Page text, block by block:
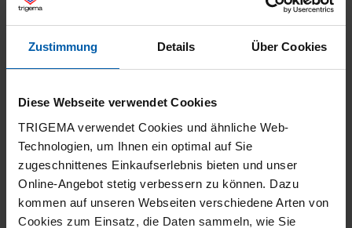
Zustimmung Details Über Cookies
Diese Webseite verwendet Cookies
TRIGEMA verwendet Cookies und ähnliche Web-
Technologien, um Ihnen ein optimal auf Sie
zugeschnittenes Einkaufserlebnis bieten und unser
Online-Angebot stetig verbessern zu können. Dazu
kommen auf unseren Webseiten verschiedene Arten von
Cookies zum Einsatz, die Daten sammeln, wie Sie
Filter zurücksetzen
5
Super Qualität, tolle Passform, geniales
Preis-Leistungsverhältnis